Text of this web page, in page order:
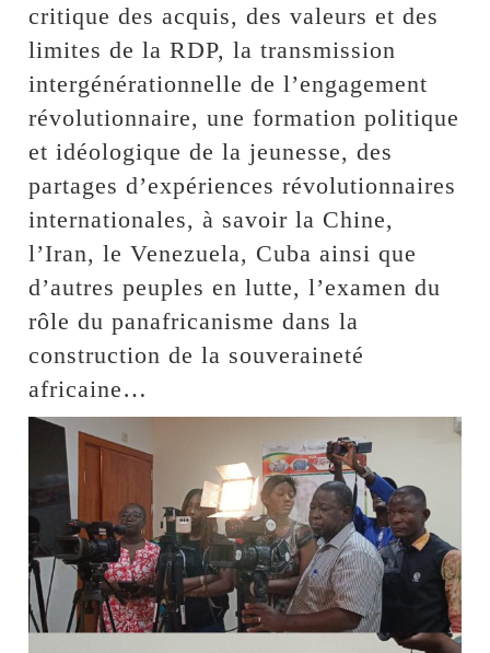
critique des acquis, des valeurs et des
limites de la RDP, la transmission
intergénérationnelle de l’engagement
révolutionnaire, une formation politique
et idéologique de la jeunesse, des
partages d’expériences révolutionnaires
internationales, à savoir la Chine,
l’Iran, le Venezuela, Cuba ainsi que
d’autres peuples en lutte, l’examen du
rôle du panafricanisme dans la
construction de la souveraineté
africaine…